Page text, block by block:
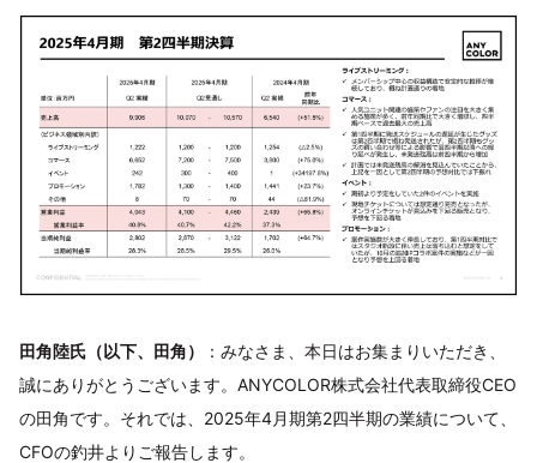
田角陸氏（以下、田角）
：みなさま、本日はお集まりいただき、
誠にありがとうございます。ANYCOLOR株式会社代表取締役CEO
の田角です。それでは、2025年4月期第2四半期の業績について、
CFOの釣井よりご報告します。